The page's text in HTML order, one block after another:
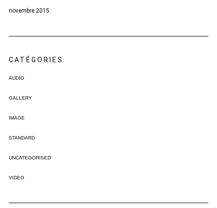
novembre 2015
CATÉGORIES
AUDIO
GALLERY
IMAGE
STANDARD
UNCATEGORISED
VIDEO